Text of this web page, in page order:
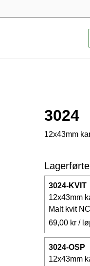
3024
12x43mm
3024-KVIT
12x43mm
Malt kvit
69,00 kr /
3024-OSP
12x43mm